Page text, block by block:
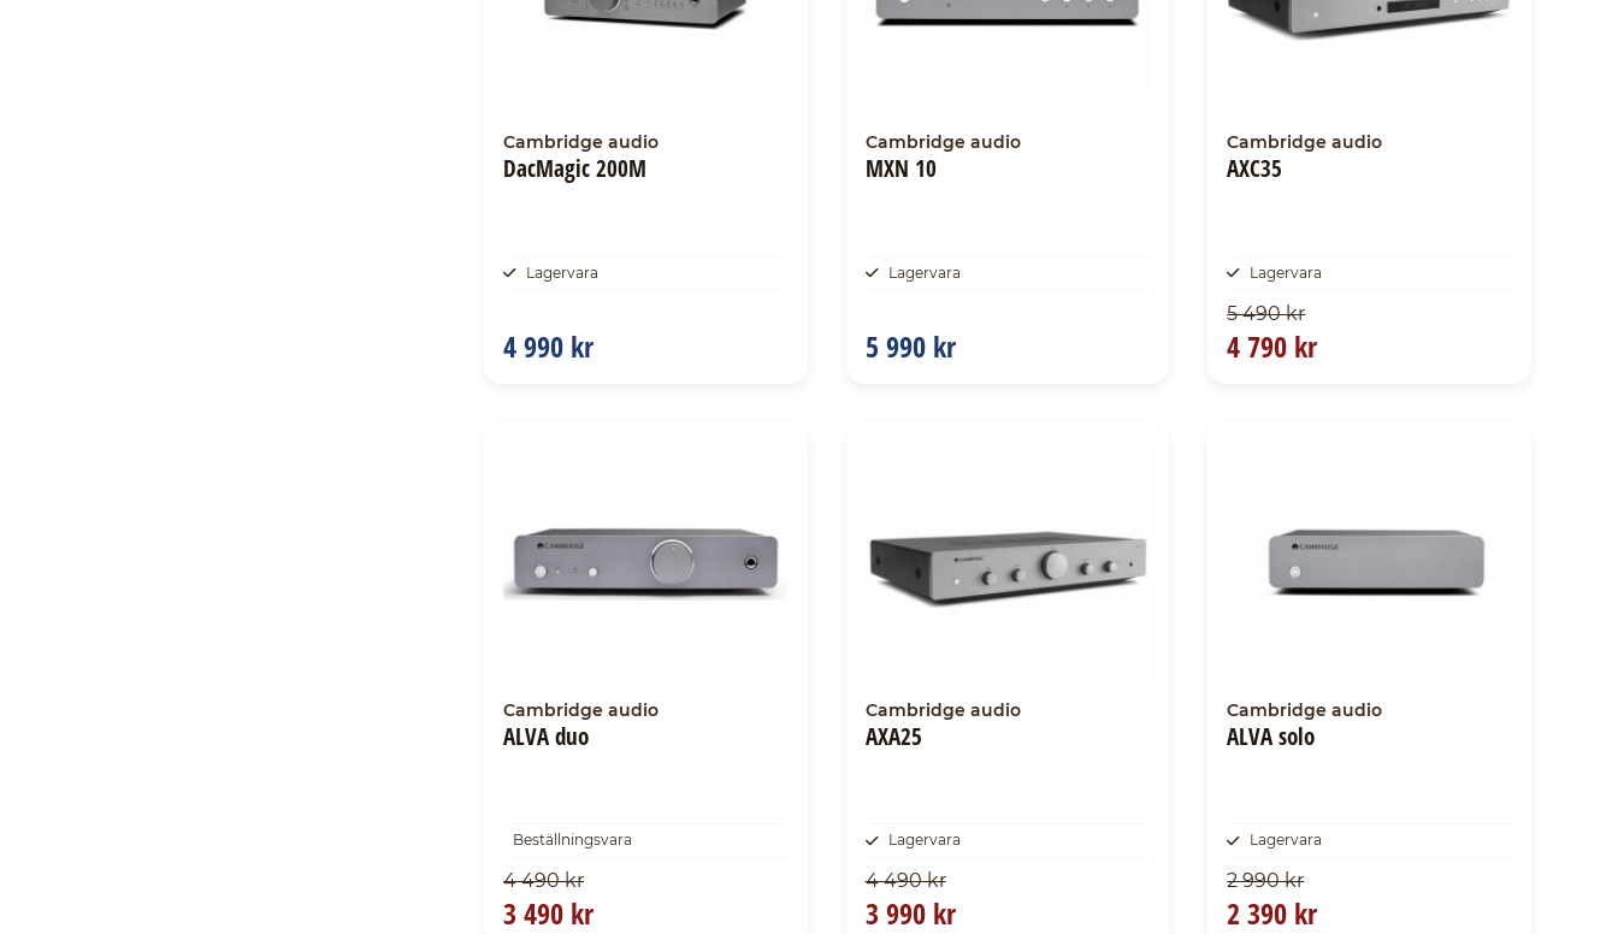
Cambridge audio
DacMagic 200M
Lagervara
4 990 kr
Cambridge audio
MXN 10
Lagervara
5 990 kr
Cambridge audio
AXC35
Lagervara
5 490 kr
4 790 kr
Cambridge audio
ALVA duo
Beställningsvara
4 490 kr
3 490 kr
Cambridge audio
AXA25
Lagervara
4 490 kr
3 990 kr
Cambridge audio
ALVA solo
Lagervara
2 990 kr
2 390 kr